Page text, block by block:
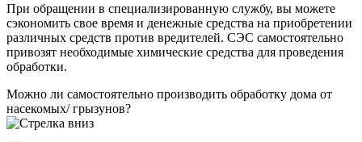
При обращении в специализированную службу, вы можете
сэкономить свое время и денежные средства на приобретении
различных средств против вредителей. СЭС самостоятельно
привозят необходимые химические средства для проведения
обработки.
Можно ли самостоятельно производить обработку дома от
насекомых/ грызунов?